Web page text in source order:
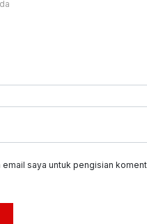
email saya untuk pengisian